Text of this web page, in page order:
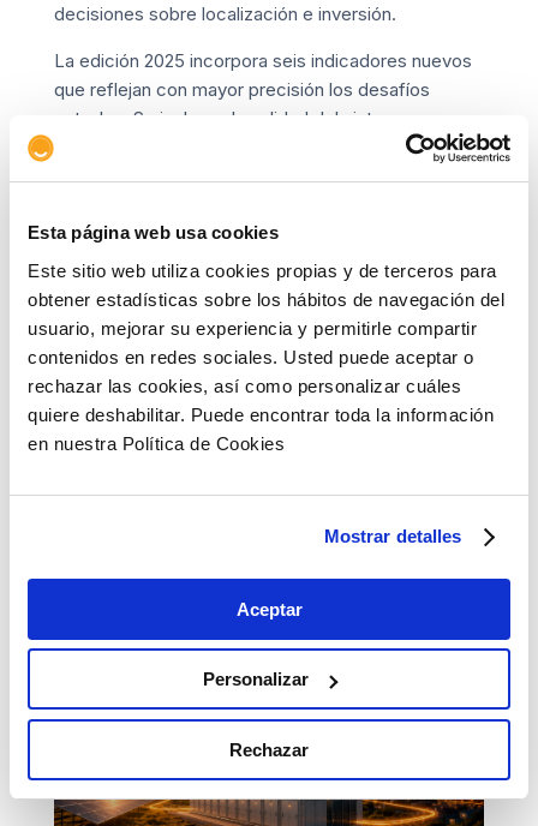
Esta página web usa cookies
Este sitio web utiliza cookies propias y de terceros para
obtener estadísticas sobre los hábitos de navegación del
usuario, mejorar su experiencia y permitirle compartir
contenidos en redes sociales. Usted puede aceptar o
rechazar las cookies, así como personalizar cuáles
quiere deshabilitar. Puede encontrar toda la información
en nuestra Política de Cookies
Mostrar detalles
Aceptar
Personalizar
Rechazar
decisiones sobre localización e inversión.
La edición 2025 incorpora seis indicadores nuevos
que reflejan con mayor precisión los desafíos
actuales. Se incluyen la calidad del sistema
democrático, el sesgo informativo, las
pasaporte y el desempeño ambiental.
Estos factores complementan los 262 criterios
totales utilizados, basados en datos estadísticos y
en una encuesta a más de 6.000 directivos.
Artículos relacionados